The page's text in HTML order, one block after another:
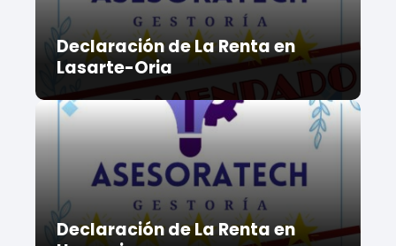
Declaración de La Renta en
Lasarte-Oria
Declaración de La Renta en